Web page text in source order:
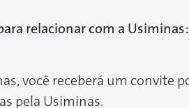
relacionar com a Usiminas:
você receberá um convite
pela Usiminas.